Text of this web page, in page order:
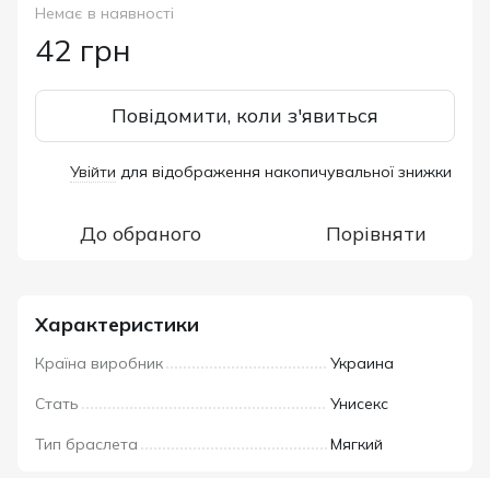
Немає в наявності
42 грн
Повідомити, коли з'явиться
Увійти для відображення накопичувальної знижки
До обраного Порівняти
Характеристики
Країна виробник Украина
Стать Унисекс
Тип браслета Мягкий